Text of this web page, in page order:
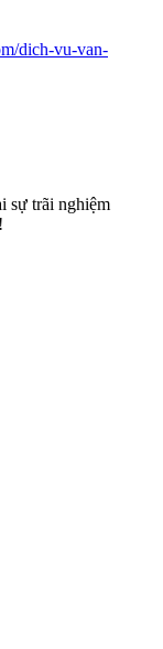
dich-vu-van-
sự trãi nghiệm